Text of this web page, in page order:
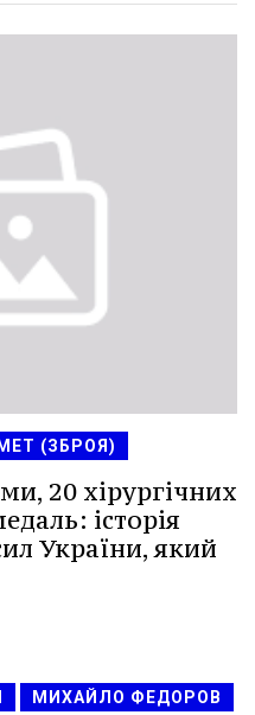
(ЗБРОЯ)
20 хірургічних
історія
України, який
МИХАЙЛО ФЕДОРОВ